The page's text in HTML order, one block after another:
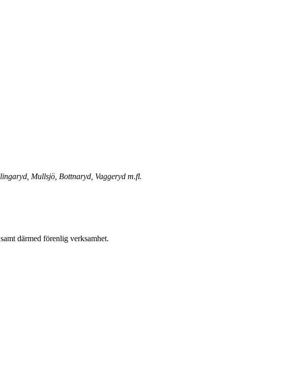
Mullsjö, Bottnaryd, Vaggeryd m.fl.
därmed förenlig verksamhet.